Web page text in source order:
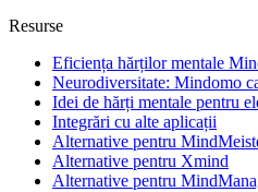
Resurse
Eficiența hărților mentale
Neurodiversitate: Mindomo
Idei de hărți mentale pentru
Integrări cu alte aplicații
Alternative pentru
Alternative pentru Xmind
Alternative pentru